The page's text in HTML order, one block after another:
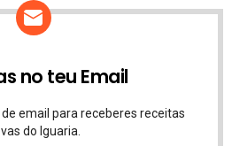
no teu Email
email para receberes receitas
do Iguaria.